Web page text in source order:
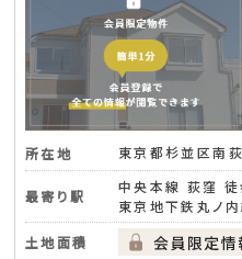
所在地 東京都杉並区南
最寄り駅
中央本線 荻窪
東京地下鉄丸ノ
土地面積